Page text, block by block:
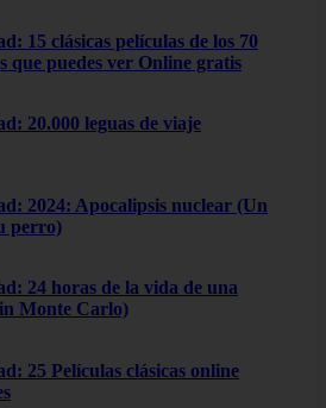
15 clásicas películas de los 70
que puedes ver Online gratis
20.000 leguas de viaje
2024: Apocalipsis nuclear (Un
perro)
24 horas de la vida de una
Monte Carlo)
25 Películas clásicas online